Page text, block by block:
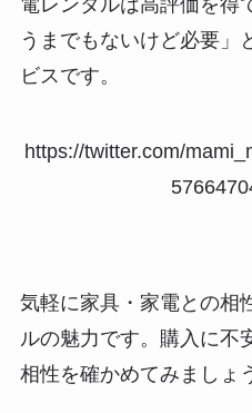
電レンタルは高評価を得
うまでもないけど必要」
ビスです。
https://twitter.com/
気軽に家具・家電との相
ルの魅力です。購入に不
相性を確かめてみましょ